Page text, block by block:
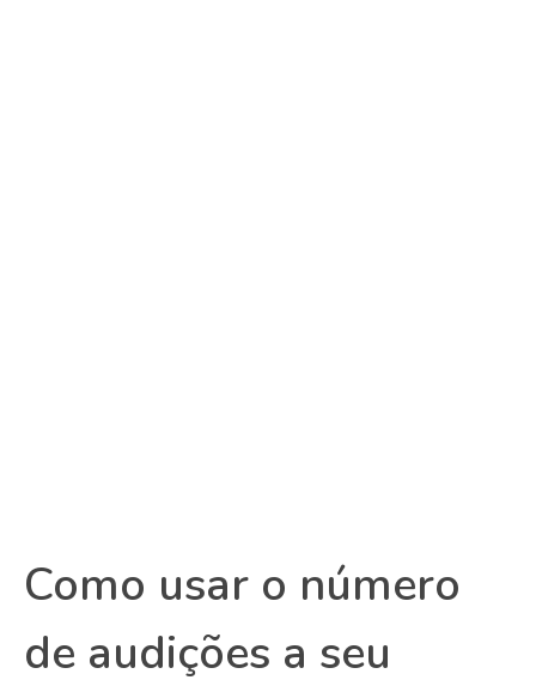
Como usar o número
de audições a seu